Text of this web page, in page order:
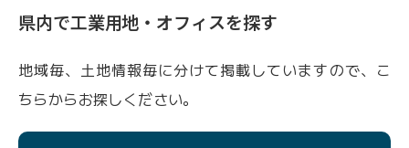
県内で工業用地・オフィスを探す
地域毎、土地情報毎に分けて掲載していますので、こ
ちらからお探しください。